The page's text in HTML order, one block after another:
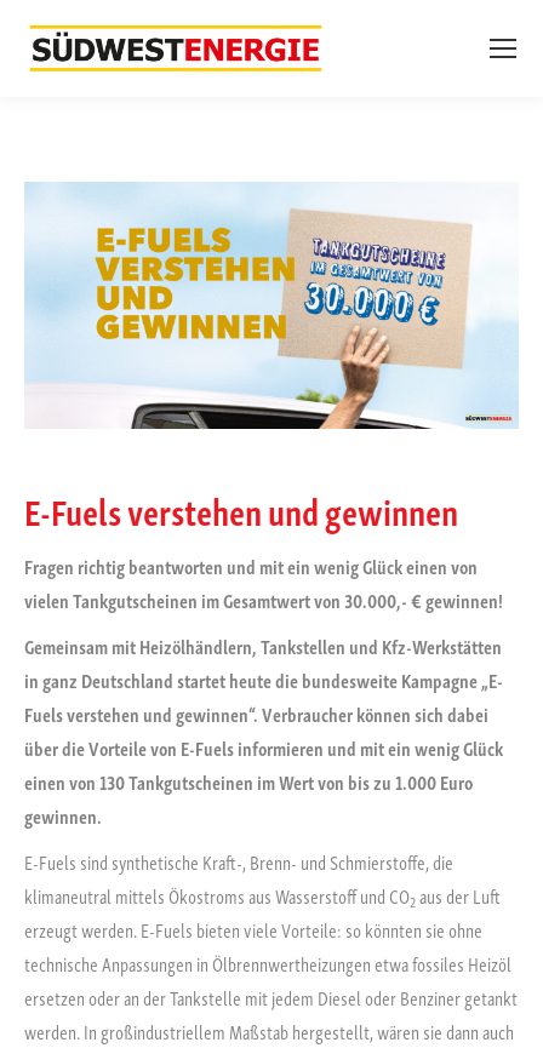
E-Fuels verstehen und gewinnen
Fragen richtig beantworten und mit ein wenig Glück einen von
vielen Tankgutscheinen im Gesamtwert von 30.000,- € gewinnen!
Gemeinsam mit Heizölhändlern, Tankstellen und Kfz-Werkstätten
in ganz Deutschland startet heute die bundesweite Kampagne „E-
Fuels verstehen und gewinnen“.Verbraucher können sich dabei
über die Vorteile von E-Fuels informieren und mit ein wenig Glück
einen von 130 Tankgutscheinen im Wert von bis zu 1.000 Euro
gewinnen.
E-Fuels sind synthetische Kraft-, Brenn- und Schmierstoffe, die
klimaneutral mittels Ökostroms aus Wasserstoff und CO2aus der Luft
erzeugt werden. E-Fuels bieten viele Vorteile: so könnten sie ohne
technische Anpassungen in Ölbrennwertheizungen etwa fossiles Heizöl
ersetzen oder an der Tankstelle mit jedem Diesel oder Benziner getankt
werden. In großindustriellem Maßstab hergestellt, wären sie dann auch